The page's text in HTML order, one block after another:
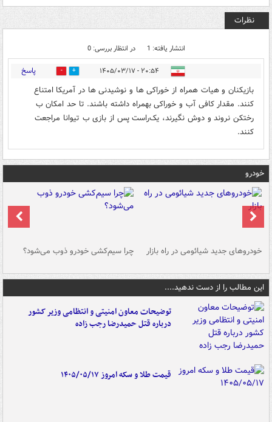
نظرات
انتشار یافته: 1 در انتظار بررسی: 0
۲۰:۵۴ - ۱۴۰۵/۰۳/۱۷ 0 پاسخ
بازیکنان و هیات همراه از خوراکی ها و نوشیدنی ها در آمریکا امتناع
کنند. مقدار کافی آب و خوراکی بهمراه داشته باشند. تا حد امکان ب
رختکن نروند و دوش نگیرند، یک‌راست پس از بازی ب تیوانا مراجعت
کنند.
خودرو
خودروهای جدید شیائومی در راه بازار چرا سیم‌کشی خودرو ذوب می‌شود؟
این مطالب را از دست ندهید....
توضیحات معاون امنیتی و انتظامی وزیر کشور
درباره قتل حمیدرضا رجب زاده
قیمت طلا و سکه امروز ۱۴۰۵/۰۵/۱۷